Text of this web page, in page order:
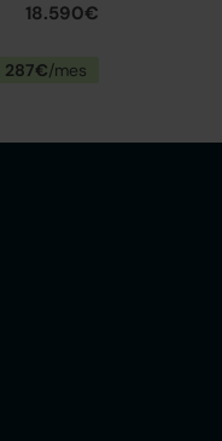
18.590€
287€/mes